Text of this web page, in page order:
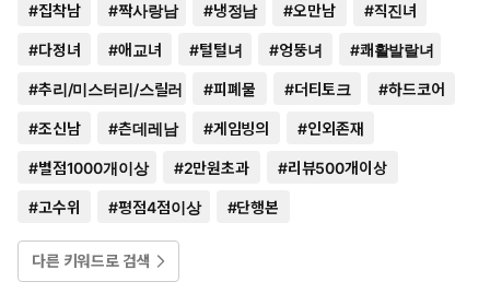
#집착남 #짝사랑남 #냉정남 #오만남 #직진녀
#다정녀 #애교녀 #털털녀 #엉뚱녀 #쾌활발랄녀
#추리/미스터리/스릴러 #피폐물 #더티토크 #하드코어
#조신남 #츤데레남 #게임빙의 #인외존재
#별점1000개이상 #2만원초과 #리뷰500개이상
#고수위 #평점4점이상 #단행본
다른 키워드로 검색